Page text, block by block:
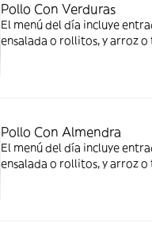
Pollo Con Verduras
El menú del día incluye
ensalada o rollitos, y arroz
Pollo Con Almendra
El menú del día incluye
ensalada o rollitos, y arroz